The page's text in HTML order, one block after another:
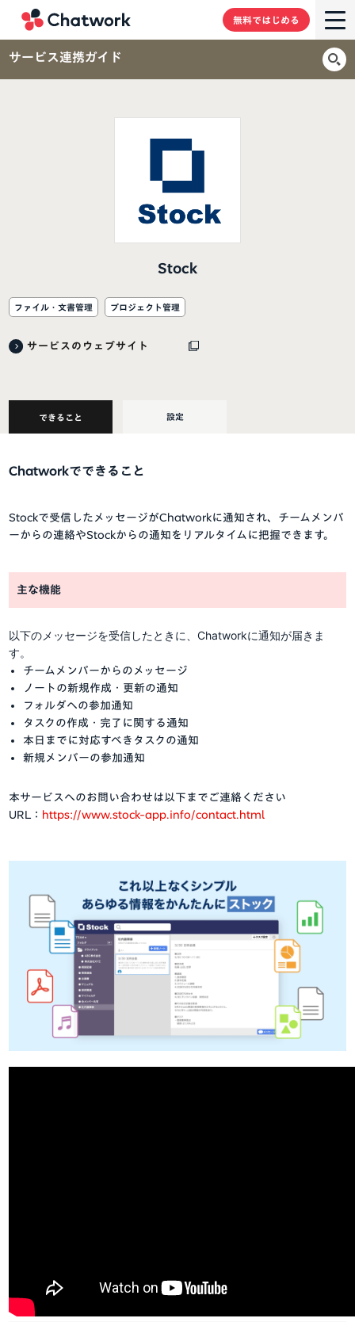
無料ではじめる
サービス連携ガイド
Stock
ファイル・文書管理 プロジェクト管理
サービスのウェブサイト
できること 設定
Chatworkでできること
Stockで受信したメッセージがChatworkに通知され、チームメンバ
ーからの連絡やStockからの通知をリアルタイムに把握できます。
主な機能
以下のメッセージを受信したときに、Chatworkに通知が届きま
す。
チームメンバーからのメッセージ
ノートの新規作成・更新の通知
フォルダへの参加通知
タスクの作成・完了に関する通知
本日までに対応すべきタスクの通知
新規メンバーの参加通知
本サービスへのお問い合わせは以下までご連絡ください
URL： https://www.stock-app.info/contact.html